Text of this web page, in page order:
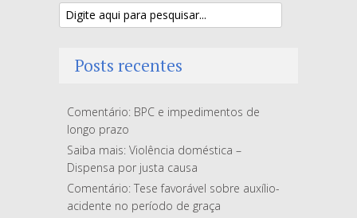
Posts recentes
Comentário: BPC e impedimentos de
longo prazo
Saiba mais: Violência doméstica –
Dispensa por justa causa
Comentário: Tese favorável sobre auxílio-
acidente no período de graça